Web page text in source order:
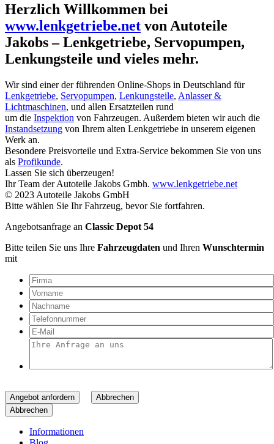
Herzlich Willkommen bei
www.lenkgetriebe.net von Autoteile
Jakobs – Lenkgetriebe, Servopumpen,
Lenkungsteile und vieles mehr.
Wir sind einer der führenden Online-Shops in Deutschland für
Lenkgetriebe, Servopumpen, Lenkungsteile, Anlasser &
Lichtmaschinen, und allen Ersatzteilen rund
um die Inspektion von Fahrzeugen. Außerdem bieten wir auch die
Instandsetzung von Ihrem alten Lenkgetriebe in unserem eigenen
Werk an.
Besondere Preisvorteile und Extra-Service bekommen Sie von uns
als Profikunde.
Lassen Sie sich überzeugen!
Ihr Team der Autoteile Jakobs Gmbh. www.lenkgetriebe.net
© 2023 Autoteile Jakobs GmbH
Bitte wählen Sie Ihr Fahrzeug, bevor Sie fortfahren.
Angebotsanfrage an Classic Depot 54
Bitte teilen Sie uns Ihre Fahrzeugdaten und Ihren Wunschtermin
mit
Angebot anfordern
Abbrechen
Abbrechen
Informationen